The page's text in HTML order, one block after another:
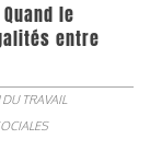
le
entre
TRAVAIL